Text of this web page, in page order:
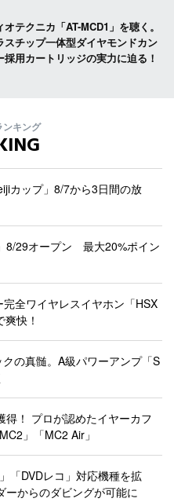
オテクニカ「AT-MCD1」を聴く。
スチップ一体型ダイヤモンドカン
採用カートリッジの実力に迫る！
ンキング
カップ」8/7から3日間の放
8/29オープン 最大20%ポイン
全ワイヤレスイヤホン「HSX
快！
の真髄。A級パワーアンプ「S
得！ プロが認めたイヤーカフ
」「MC2 Air」
「DVDレコ」対応機種を拡
ーからのダビングが可能に